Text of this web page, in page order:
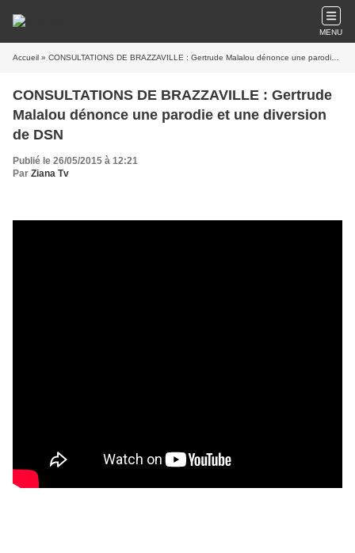
MENU
Accueil » CONSULTATIONS DE BRAZZAVILLE : Gertrude Malalou dénonce une parodie et une diversion de DSN
CONSULTATIONS DE BRAZZAVILLE : Gertrude
Malalou dénonce une parodie et une diversion
de DSN
Publié le 26/05/2015 à 12:21
Par Ziana Tv